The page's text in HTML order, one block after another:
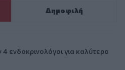
Δημοφιλή
ενδοκρινολόγοι για καλύτερο